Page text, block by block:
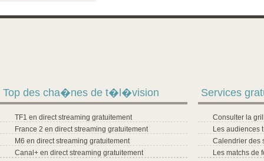
Top des cha�nes de t�l�vision
TF1 en direct streaming gratuitement
France 2 en direct streaming gratuitement
M6 en direct streaming gratuitement
Canal+ en direct streaming gratuitement
Services
Consulter la
Les
Calendrier des
Les matchs de